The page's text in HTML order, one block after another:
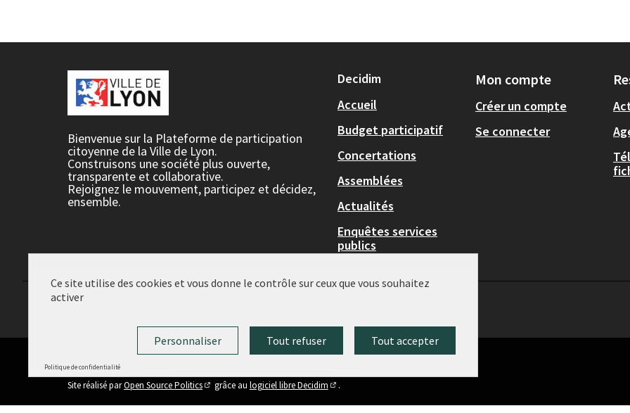
Bienvenue sur la Plateforme de participation
citoyenne de la Ville de Lyon.
Construisons une société plus ouverte,
transparente et collaborative.
Rejoignez le mouvement, participez et décidez,
ensemble.
Decidim
Accueil
Budget participatif
Concertations
Assemblées
Actualités
Enquêtes services
publics
Mon compte
Créer un compte
Se connecter
(Lien externe)
Site réalisé parOpen Source Politics
(Lien externe)
grâce au logiciel libre Decidim .
Ce site utilise des cookies et vous donne le contrôle sur ceux que vous souhaitez
activer
Tout accepter
Tout refuser
Personnaliser
Politique de confidentialité